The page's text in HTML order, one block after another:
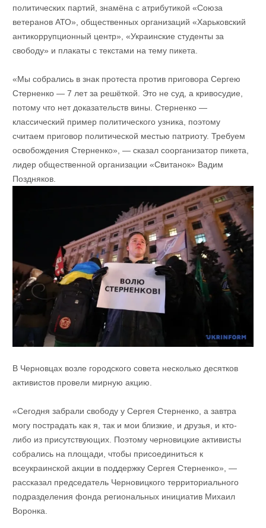
политических партий, знамёна с атрибутикой «Союза
ветеранов АТО», общественных организаций «Харьковский
антикоррупционный центр», «Украинские студенты за
свободу» и плакаты с текстами на тему пикета.
«Мы собрались в знак протеста против приговора Сергею
Стерненко — 7 лет за решёткой. Это не суд, а кривосудие,
потому что нет доказательств вины. Стерненко —
классический пример политического узника, поэтому
считаем приговор политической местью патриоту. Требуем
освобождения Стерненко», — сказал соорганизатор пикета,
лидер общественной организации «Свитанок» Вадим
Поздняков.
В Черновцах возле городского совета несколько десятков
активистов провели мирную акцию.
«Сегодня забрали свободу у Сергея Стерненко, а завтра
могу пострадать как я, так и мои близкие, и друзья, и кто-
либо из присутствующих. Поэтому черновицкие активисты
собрались на площади, чтобы присоединиться к
всеукраинской акции в поддержку Сергея Стерненко», —
рассказал председатель Черновицкого территориального
подразделения фонда региональных инициатив Михаил
Воронка.